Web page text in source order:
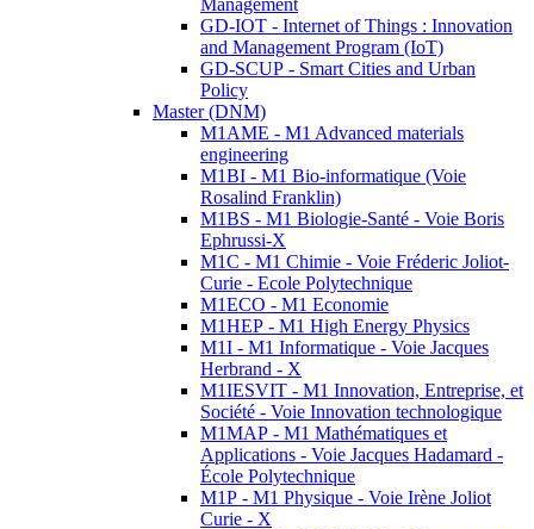
Management
GD-IOT - Internet of Things : Innovation
and Management Program (IoT)
GD-SCUP - Smart Cities and Urban
Policy
Master (DNM)
M1AME - M1 Advanced materials
engineering
M1BI - M1 Bio-informatique (Voie
Rosalind Franklin)
M1BS - M1 Biologie-Santé - Voie Boris
Ephrussi-X
M1C - M1 Chimie - Voie Fréderic Joliot-
Curie - Ecole Polytechnique
M1ECO - M1 Economie
M1HEP - M1 High Energy Physics
M1I - M1 Informatique - Voie Jacques
Herbrand - X
M1IESVIT - M1 Innovation, Entreprise, et
Société - Voie Innovation technologique
M1MAP - M1 Mathématiques et
Applications - Voie Jacques Hadamard -
École Polytechnique
M1P - M1 Physique - Voie Irène Joliot
Curie - X